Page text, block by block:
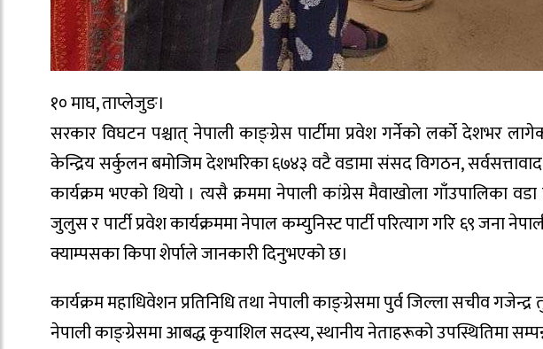
१० माघ, ताप्लेजुङ।
सरकार विघटन पश्चात् नेपाली काङ्ग्रेस पार्टीमा प्रवेश गर्नेको लर्को देशभर
केन्द्रिय सर्कुलन बमोजिम देशभरिका ६७४३ वटै वडामा संसद विगठन,
कार्यक्रम भएको थियो । त्यसै क्रममा नेपाली कांग्रेस मैवाखोला गाँउपालिका
जुलुस र पार्टी प्रवेश कार्यक्रममा नेपाल कम्युनिस्ट पार्टी परित्याग गरि ६९ जना
क्याम्पसका किपा शेर्पाले जानकारी दिनुभएको छ।
कार्यक्रम महाधिवेशन प्रतिनिधि तथा नेपाली काङ्ग्रेसमा पुर्व जिल्ला सचीव
नेपाली काङ्ग्रेसमा आबद्ध कृयाशिल सदस्य, स्थानीय नेताहरूको उपस्थितिमा